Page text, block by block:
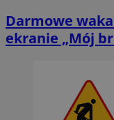
Darmowe
ekranie „Mój